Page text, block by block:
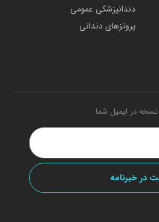
دندانپزشکی عمومی
پروتزهای دندانی
در ایمیل شما